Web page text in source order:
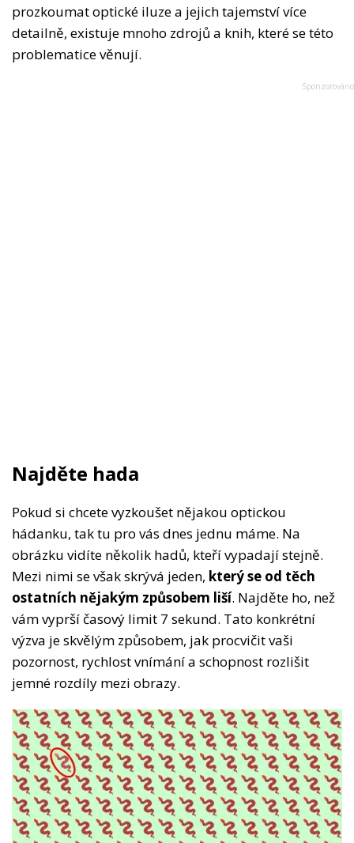
prozkoumat optické iluze a jejich tajemství více
detailně, existuje mnoho zdrojů a knih, které se této
problematice věnují.
Najděte hada
Pokud si chcete vyzkoušet nějakou optickou
hádanku, tak tu pro vás dnes jednu máme. Na
obrázku vidíte několik hadů, kteří vypadají stejně.
Mezi nimi se však skrývá jeden, který se od těch
ostatních nějakým způsobem liší. Najděte ho, než
vám vyprší časový limit 7 sekund. Tato konkrétní
výzva je skvělým způsobem, jak procvičit vaši
pozornost, rychlost vnímání a schopnost rozlišit
jemné rozdíly mezi obrazy.